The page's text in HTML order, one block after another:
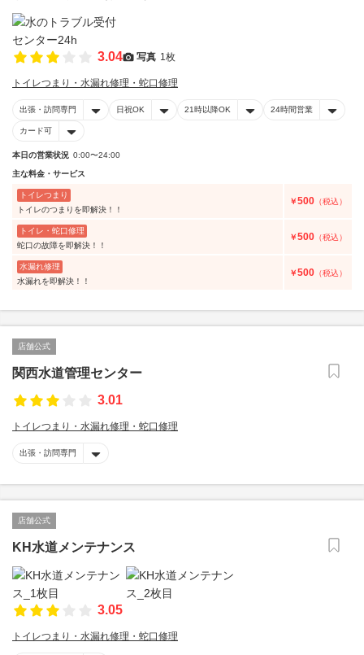
3.04 写真 1枚
トイレつまり・水漏れ修理・蛇口修理
出張・訪問専門 日祝OK 21時以降OK 24時間営業
カード可
本日の営業状況 0:00〜24:00
主な料金・サービス
トイレつまり
トイレのつまりを即解決！！
￥500 （税込）
トイレ・蛇口修理
蛇口の故障を即解決！！
￥500 （税込）
水漏れ修理
水漏れを即解決！！
￥500 （税込）
店舗公式
関西水道管理センター
3.01
トイレつまり・水漏れ修理・蛇口修理
出張・訪問専門
店舗公式
KH水道メンテナンス
3.05
トイレつまり・水漏れ修理・蛇口修理